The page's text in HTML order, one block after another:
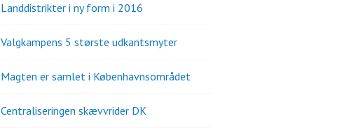
Landdistrikter i ny form i 2016
Valgkampens 5 største udkantsmyter
Magten er samlet i Københavnsområdet
Centraliseringen skævvrider DK